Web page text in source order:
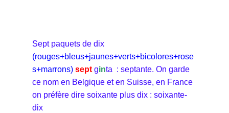
Sept paquets de dix
(rouges+bleus+jaunes+verts+bicolores+rose
s+marrons) sept ginta : septante. On garde
ce nom en Belgique et en Suisse, en France
on préfère dire soixante plus dix : soixante-
dix